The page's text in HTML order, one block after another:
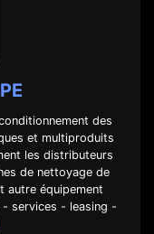
des
et multiproduits
les distributeurs
de nettoyage de
équipement
services - leasing -